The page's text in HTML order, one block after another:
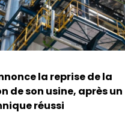
la reprise de la
de son usine, après un
réussi